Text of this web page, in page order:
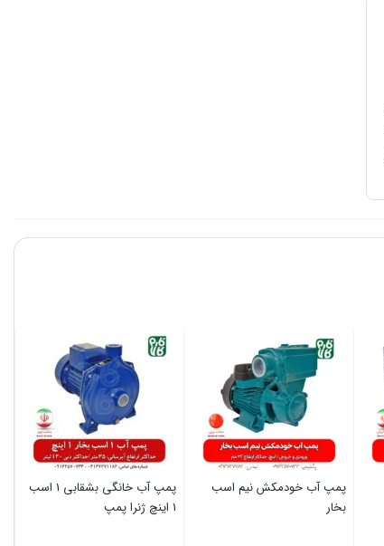
پمپ آب خودمکش نیم اسب
بخار
پمپ آب خانگی بشقابی 1 اسب
1 اینچ ژنرا پمپ